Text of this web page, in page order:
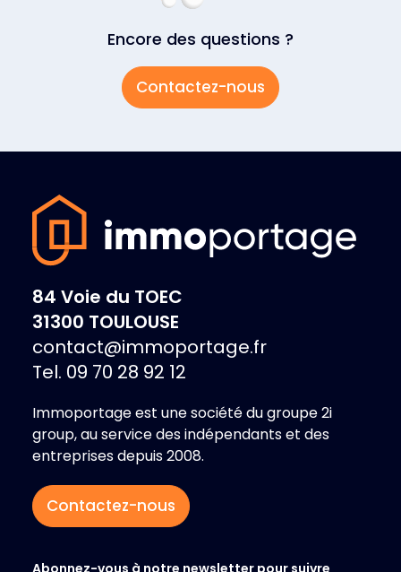
Encore des questions ?
Contactez-nous
84 Voie du TOEC
31300 TOULOUSE
contact@immoportage.fr
Tel. 09 70 28 92 12
Immoportage est une société du groupe 2i
group, au service des indépendants et des
entreprises depuis 2008.
Contactez-nous
Abonnez-vous à notre newsletter pour suivre